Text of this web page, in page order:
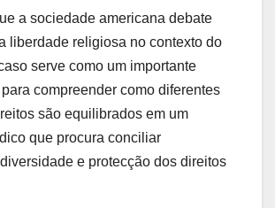
a sociedade americana debate
liberdade religiosa no contexto do
serve como um importante
compreender como diferentes
são equilibrados em um
que procura conciliar
e protecção dos direitos